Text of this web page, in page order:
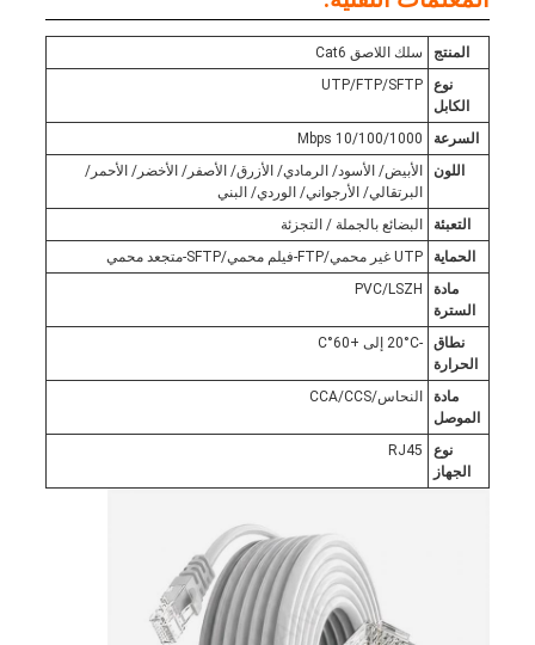
المنتج
سلك اللاصق Cat6
نوع
الكابل
UTP/FTP/SFTP
السرعة
10/100/1000 Mbps
اللون
الأبيض/ الأسود/ الرمادي/ الأزرق/ الأصفر/ الأخضر/ الأحمر/
البرتقالي/ الأرجواني/ الوردي/ البني
التعبئة
البضائع بالجملة / التجزئة
الحماية
UTP غير محمي/FTP-فيلم محمي/SFTP-متجعد محمي
مادة
السترة
PVC/LSZH
نطاق
الحرارة
-20°C إلى +60°C
مادة
الموصل
النحاس/CCA/CCS
نوع
الجهاز
RJ45